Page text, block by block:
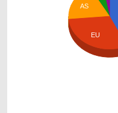
AS
EU